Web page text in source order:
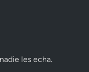
les echa.